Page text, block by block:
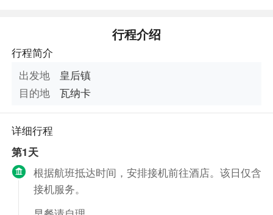
行程介绍
行程简介
出发地
皇后镇
目的地
瓦纳卡
详细行程
第1天
根据航班抵达时间，安排接机前往酒店。该日仅含
接机服务。